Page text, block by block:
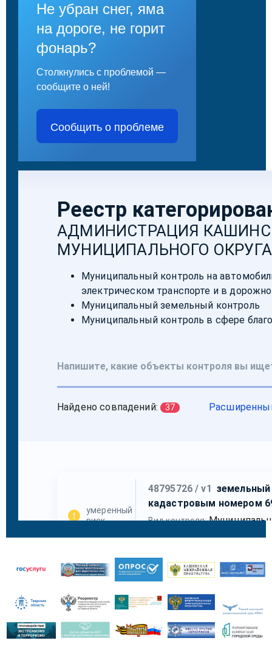
Не убран снег, яма
на дороге, не горит
фонарь?
Столкнулись с проблемой —
сообщите о ней!
Сообщить о проблеме